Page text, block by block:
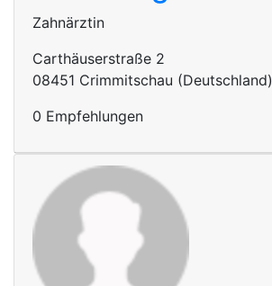
Zahnärztin
Carthäuserstraße 2
08451 Crimmitschau (Deutschland)
0 Empfehlungen